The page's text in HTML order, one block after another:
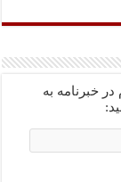
خبرنامه به